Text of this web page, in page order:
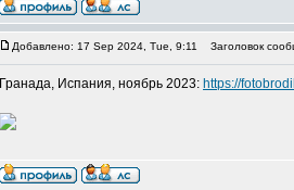
Добавлено: 17 Sep 2024, Tue, 9:11 Заголовок
Гранада, Испания, ноябрь 2023: https://